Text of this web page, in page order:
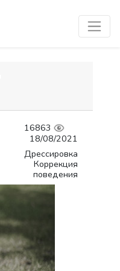
16863
18/08/2021
Дрессировка
Коррекция
поведения